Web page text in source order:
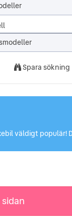
Spara sökning
väldigt populär!